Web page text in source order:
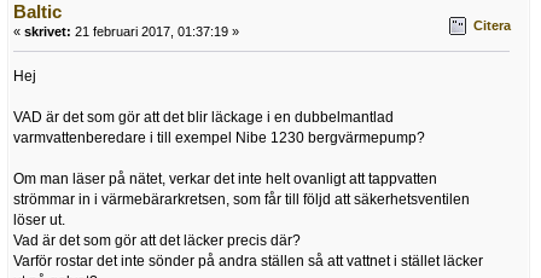
Baltic
« skrivet: 21 februari 2017, 01:37:19 » Citera
Hej
VAD är det som gör att det blir läckage i en dubbelmantlad
varmvattenberedare i till exempel Nibe 1230 bergvärmepump?
Om man läser på nätet, verkar det inte helt ovanligt att tappvatten
strömmar in i värmebärarkretsen, som får till följd att säkerhetsventilen
löser ut.
Vad är det som gör att det läcker precis där?
Varför rostar det inte sönder på andra ställen så att vattnet i stället läcker